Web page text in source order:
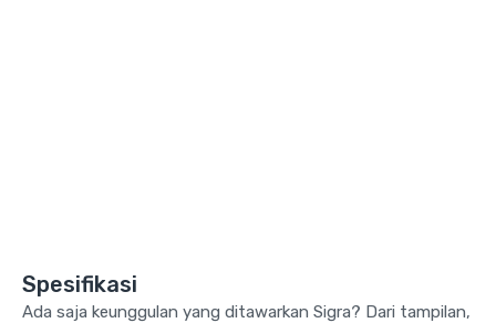
Spesifikasi
Ada saja keunggulan yang ditawarkan Sigra? Dari tampilan,